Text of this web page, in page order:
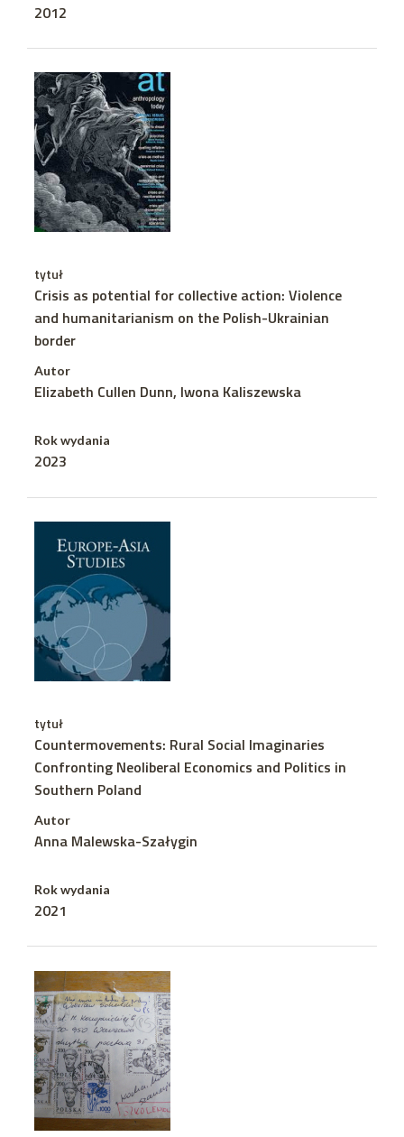
2012
tytuł
Crisis as potential for collective action: Violence
and humanitarianism on the Polish-Ukrainian
border
Autor
Elizabeth Cullen Dunn, Iwona Kaliszewska
Rok wydania
2023
tytuł
Countermovements: Rural Social Imaginaries
Confronting Neoliberal Economics and Politics in
Southern Poland
Autor
Anna Malewska-Szałygin
Rok wydania
2021